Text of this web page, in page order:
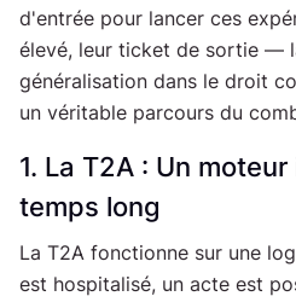
d'entrée pour lancer ces
élevé, leur ticket de sortie —
généralisation dans le droit
un véritable parcours du
1. La T2A : Un
temps long
La T2A fonctionne sur une
est hospitalisé, un acte est